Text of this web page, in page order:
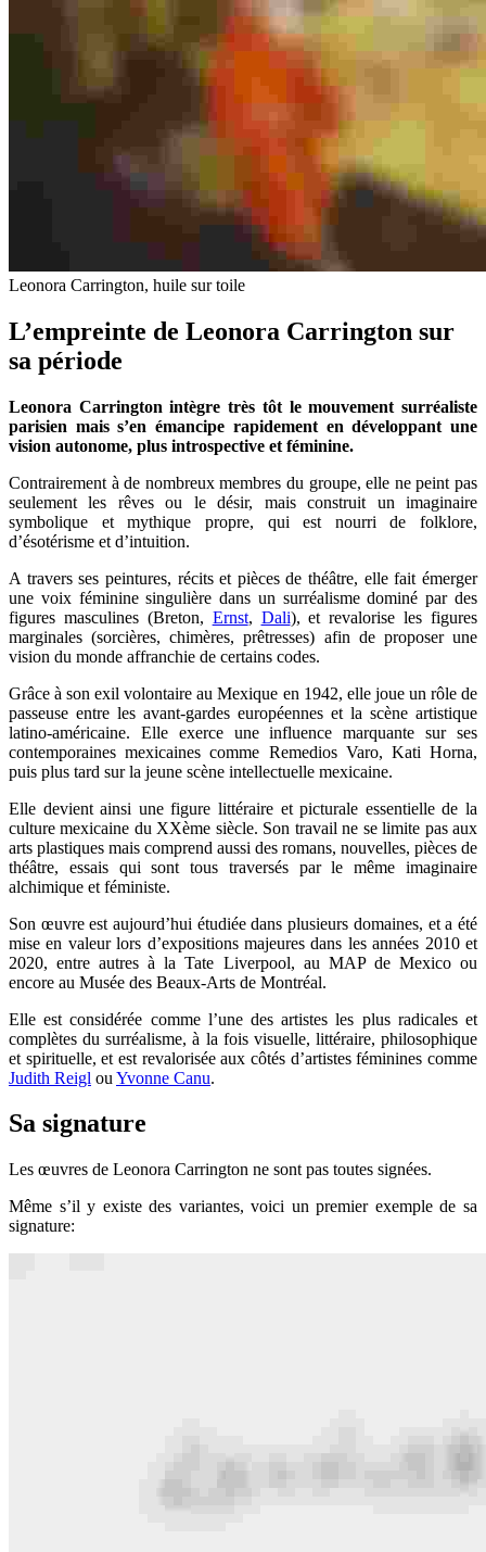
Leonora Carrington, huile sur toile
L’empreinte de Leonora Carrington sur
sa période
Leonora Carrington intègre très tôt le mouvement surréaliste
parisien mais s’en émancipe rapidement en développant une
vision autonome, plus introspective et féminine.
Contrairement à de nombreux membres du groupe, elle ne peint pas
seulement les rêves ou le désir, mais construit un imaginaire
symbolique et mythique propre, qui est nourri de folklore,
d’ésotérisme et d’intuition.
A travers ses peintures, récits et pièces de théâtre, elle fait émerger
une voix féminine singulière dans un surréalisme dominé par des
figures masculines (Breton, Ernst, Dali), et revalorise les figures
marginales (sorcières, chimères, prêtresses) afin de proposer une
vision du monde affranchie de certains codes.
Grâce à son exil volontaire au Mexique en 1942, elle joue un rôle de
passeuse entre les avant-gardes européennes et la scène artistique
latino-américaine. Elle exerce une influence marquante sur ses
contemporaines mexicaines comme Remedios Varo, Kati Horna,
puis plus tard sur la jeune scène intellectuelle mexicaine.
Elle devient ainsi une figure littéraire et picturale essentielle de la
culture mexicaine du XXème siècle. Son travail ne se limite pas aux
arts plastiques mais comprend aussi des romans, nouvelles, pièces de
théâtre, essais qui sont tous traversés par le même imaginaire
alchimique et féministe.
Son œuvre est aujourd’hui étudiée dans plusieurs domaines, et a été
mise en valeur lors d’expositions majeures dans les années 2010 et
2020, entre autres à la Tate Liverpool, au MAP de Mexico ou
encore au Musée des Beaux-Arts de Montréal.
Elle est considérée comme l’une des artistes les plus radicales et
complètes du surréalisme, à la fois visuelle, littéraire, philosophique
et spirituelle, et est revalorisée aux côtés d’artistes féminines comme
Judith Reigl ou Yvonne Canu.
Sa signature
Les œuvres de Leonora Carrington ne sont pas toutes signées.
Même s’il y existe des variantes, voici un premier exemple de sa
signature: